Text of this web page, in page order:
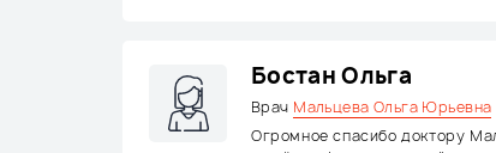
Бостан Ольга
Врач Мальцева Ольга Юрьевна
Огромное спасибо доктору